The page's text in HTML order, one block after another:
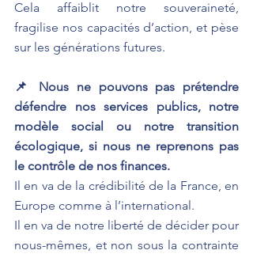
Cela affaiblit notre souveraineté,
fragilise nos capacités d’action, et pèse
sur les générations futures.
📌 Nous ne pouvons pas prétendre
défendre nos services publics, notre
modèle social ou notre transition
écologique, si nous ne reprenons pas
le contrôle de nos finances.
Il en va de la crédibilité de la France, en
Europe comme à l’international.
Il en va de notre liberté de décider pour
nous-mêmes, et non sous la contrainte